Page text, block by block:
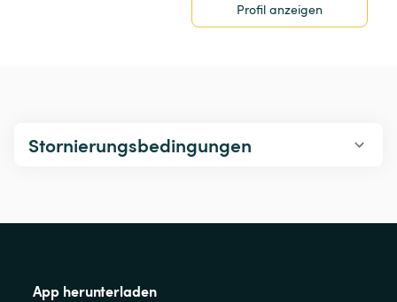
Profil anzeigen
Stornierungsbedingungen
App herunterladen